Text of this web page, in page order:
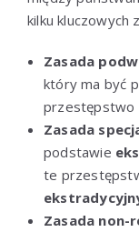
kilku kluczowych
Zasada
który ma być
przestępstwo
Zasada
podstawie
te
Zasada non-